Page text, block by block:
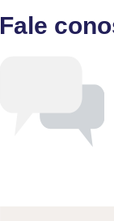
Fale